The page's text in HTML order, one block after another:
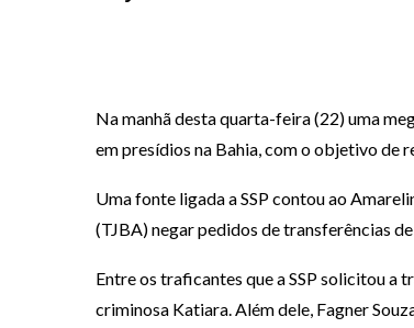
Na manhã desta quarta-feira (22) uma
em presídios na Bahia, com o objetivo de
Uma fonte ligada a SSP contou ao
(TJBA) negar pedidos de transferências
Entre os traficantes que a SSP solicitou a
criminosa Katiara. Além dele, Fagner